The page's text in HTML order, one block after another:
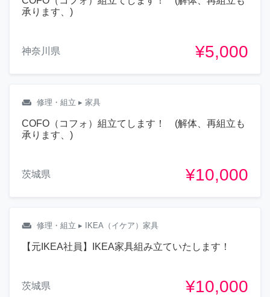
承ります、)
神奈川県 ¥5,000
weekend 修理・組立 ▸ 家具
COFO（コフォ）組立てします！ (解体、再組立も
承ります、)
茨城県 ¥10,000
weekend 修理・組立 ▸ IKEA（イケア）家具
【元IKEA社員】IKEA家具組み立ていたします！
茨城県 ¥10,000